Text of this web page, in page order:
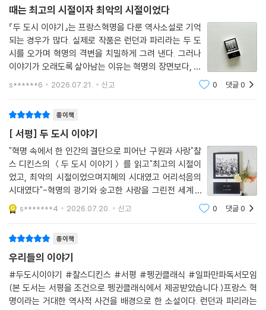
때는 최고의 시절이자 최악의 시절이었다
『두 도시 이야기』는 프랑스혁명을 다룬 역사소설로 기억
되는 경우가 많다. 실제로 작품은 런던과 파리라는 두 도
시를 오가며 혁명의 격변을 치밀하게 그려 낸다. 그러나
이야기가 오래도록 살아남는 이유는 혁명의 장면보다, 그
소용돌이 속에서 인간이 어떤 사람이 되어 가는지를 보여
s******6 2026.07.21. 신고 0 댓글0
종이책
[ 서평] 두 도시 이야기
"혁명 속에서 한 인간의 결단으로 피어난 구원과 사랑"찰
스 디킨스의 ＜두 도시 이야기＞ 를 읽고"최고의 시절이
었고, 최악의 시절이었으며지혜의 시대였고 어리석음의
시대였다"-혁명의 광기와 숭고한 사랑을 그린전 세계 2
억 부 이상 판매된 세계적 고전-때는 최고의 시절이자 최
악의 시절이었다. 지혜의 시대이자 어리석음의 시대였고
s*******4 2026.07.20. 신고 0 댓글0
종이책
우리들의 이야기
#두도시이야기 #찰스디킨스 #서평 #펭귄클래식 #일파만파독서모임
(본 도서는 서평을 조건으로 펭귄클래식에서 제공받았습니다.)프랑스 혁
명이라는 거대한 역사적 사건을 배경으로 한 소설이다. 런던과 파리라는